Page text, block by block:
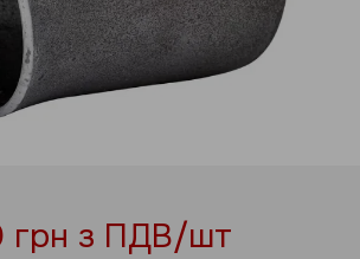
грн з ПДВ/шт